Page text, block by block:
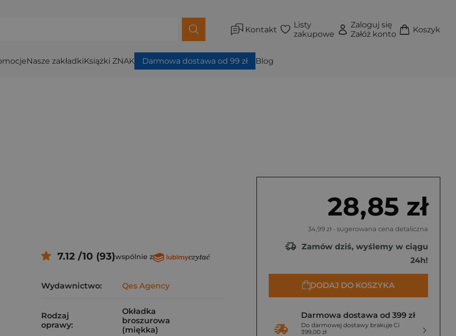
Kontakt
Listy
zakupowe
Zaloguj się
Załóż konto
Koszyk
Nasze zakładkiKsiążki ZNAK Darmowa dostawa od 99 zł Blog
28,85 zł
34,99 zł - sugerowana cena detaliczna
Zamów dziś, wyślemy w ciągu
24h!
DODAJ DO KOSZYKA
Darmowa dostawa od 399 zł
Do darmowej dostawy brakuje Ci
399,00 zł
7.12 /10 (93)wspólnie z
Wydawnictwo: Qes Agency
Rodzaj
oprawy:
Okładka
broszurowa
(miękka)